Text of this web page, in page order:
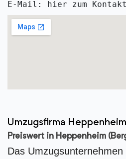
E-Mail: hier zum
Umzugsfirma
Preiswert in Heppenheim
Das Umzugsunternehmen